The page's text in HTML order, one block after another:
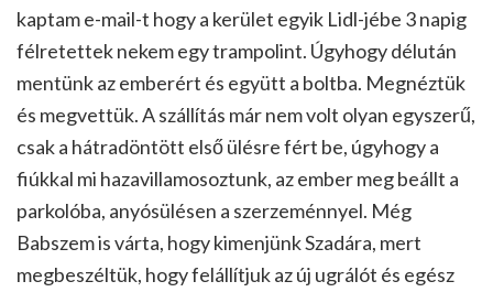
kaptam e-mail-t hogy a kerület egyik Lidl-jébe 3 napig
félretettek nekem egy trampolint. Úgyhogy délután
mentünk az emberért és együtt a boltba. Megnéztük
és megvettük. A szállítás már nem volt olyan egyszerű,
csak a hátradöntött első ülésre fért be, úgyhogy a
fiúkkal mi hazavillamosoztunk, az ember meg beállt a
parkolóba, anyósülésen a szerzeménnyel. Még
Babszem is várta, hogy kimenjünk Szadára, mert
megbeszéltük, hogy felállítjuk az új ugrálót és egész